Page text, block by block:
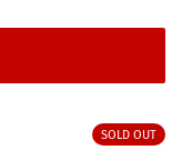
SOLD OUT